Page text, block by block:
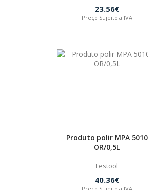
23.56€
Preço Sujeito a IVA
Produto polir MPA 5010
OR/0,5L
Festool
40.36€
Preço Sujeito a IVA